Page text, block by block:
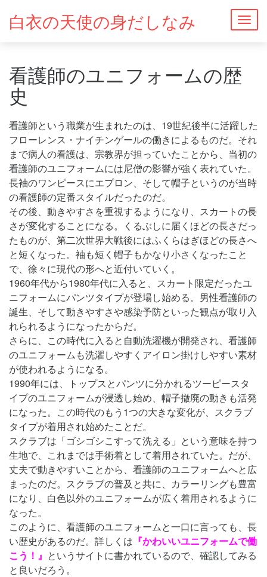
白衣の天使の身だしなみ
看護師のユニフォームの歴
史
看護師という職業が生まれたのは、19世紀後半に活躍した
フローレンス・ナイチンゲールの働きによるものだ。それ
まで病人の看護は、宗教界が担っていたことから、当初の
看護師のユニフォームには尼僧の影響が強く表れていた。
長袖のワンピースにエプロン、そして帽子というのが当時
の看護師の定番スタイルだったのだ。
その後、動きやすさを重視するようになり、スカートの長
さが変化することになる。くるぶしに届くほどの長さだっ
たものが、第二次世界大戦後にはふくらはぎほどの長さへ
と短くなった。袖も短く帽子もかなり小さくなったこと
で、徐々に現代の形へと近付いていく。
1960年代から1980年代に入ると、スカート限定だったユ
ニフォームにパンツタイプが登場し始める。男性看護師の
誕生、そして動きやすさや感染予防といった観点が取り入
れられるようになったからだ。
さらに、この時代に入ると自動洗濯機が開発され、看護師
のユニフォームも洗濯しやすくアイロン掛けしやすい素材
が使われるようになる。
1990年には、トップスとパンツに分かれるツーピースタ
イプのユニフォームが浸透し始め、帽子撤廃の動きも活発
になった。この時代のもう1つの大きな変化が、スクラブ
タイプが着用され始めたことだ。
スクラブは「ゴシゴシこすって洗える」という意味を持つ
生地で、これまでは手術着として着用されていた。だが、
丈夫で動きやすいことから、看護師のユニフォームへと広
まったのだ。スクラブの普及と共に、カラーリングも豊富
になり、白色以外のユニフォームが広く着用されるように
なった。
このように、看護師のユニフォームと一口に言っても、長
い歴史があるのだ。詳しくは 『かわいいユニフォームで働
こう！ 』 というサイトに書かれているので、確認してみる
と良いだろう。